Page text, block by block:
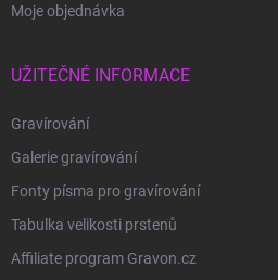
Moje objednávka
UŽITEČNÉ INFORMACE
Gravírování
Galerie gravírování
Fonty písma pro gravírování
Tabulka velikosti prstenů
Affiliate program Gravon.cz